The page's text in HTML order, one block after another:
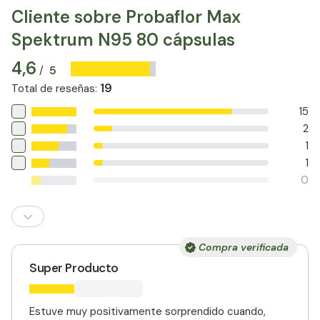
Cliente sobre Probaflor Max
Spektrum N95 80 cápsulas
4,6 / 5
Total de reseñas: 19
15
2
1
1
0
Compra verificada
Super Producto
Estuve muy positivamente sorprendido cuando,